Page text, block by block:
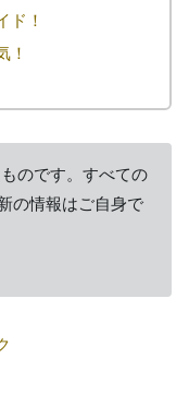
ド！
！
のです。すべての
の情報はご自身で